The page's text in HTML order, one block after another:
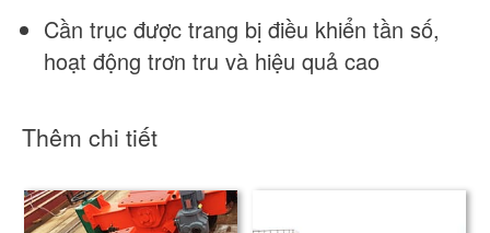
Cần trục được trang bị điều khiển tần số,
hoạt động trơn tru và hiệu quả cao
Thêm chi tiết